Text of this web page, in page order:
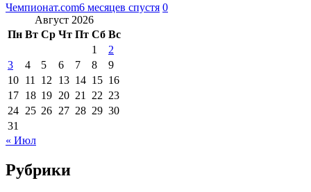
Чемпионат.com6 месяцев спустя 0
Август 2026
Пн Вт Ср Чт Пт Сб Вс
1
2
3
4 5 6 7 8
9
10 11 12 13 14 15 16
17 18 19 20 21 22 23
24 25 26 27 28 29 30
31
« Июл
Рубрики